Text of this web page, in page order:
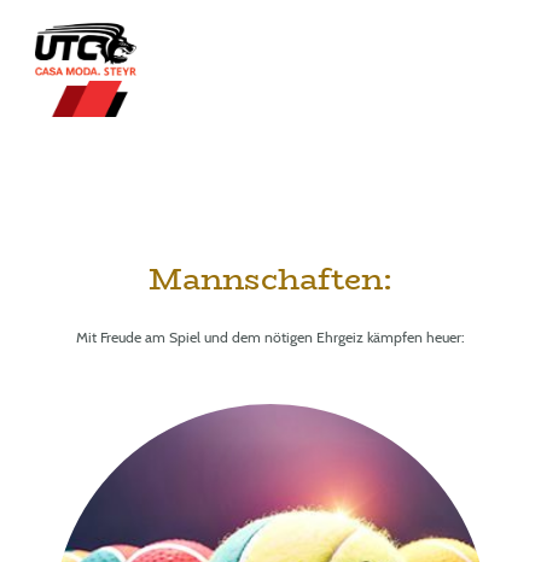
Mannschaften:
Mit Freude am Spiel und dem nötigen Ehrgeiz kämpfen heuer: